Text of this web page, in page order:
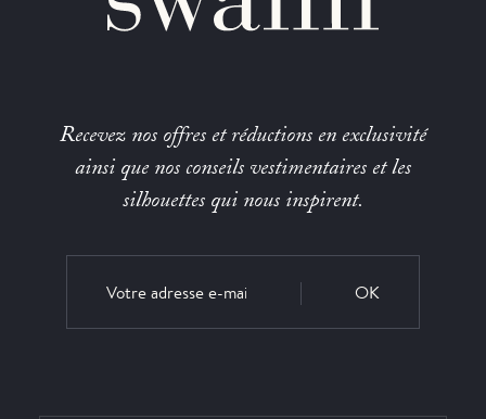
Recevez nos offres et réductions en exclusivité
ainsi que nos conseils vestimentaires et les
silhouettes qui nous inspirent.
OK